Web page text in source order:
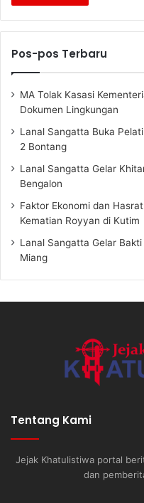
Pos-pos Terbaru
MA Tolak Kasasi
Dokumen Lingkungan
Lanal Sangatta Buka
2 Bontang
Lanal Sangatta Gelar
Bengalon
Faktor Ekonomi dan
Kematian Royyan di Kutim
Lanal Sangatta Gelar
Miang
Tentang Kami
Jejak Khatulistiwa portal
dan